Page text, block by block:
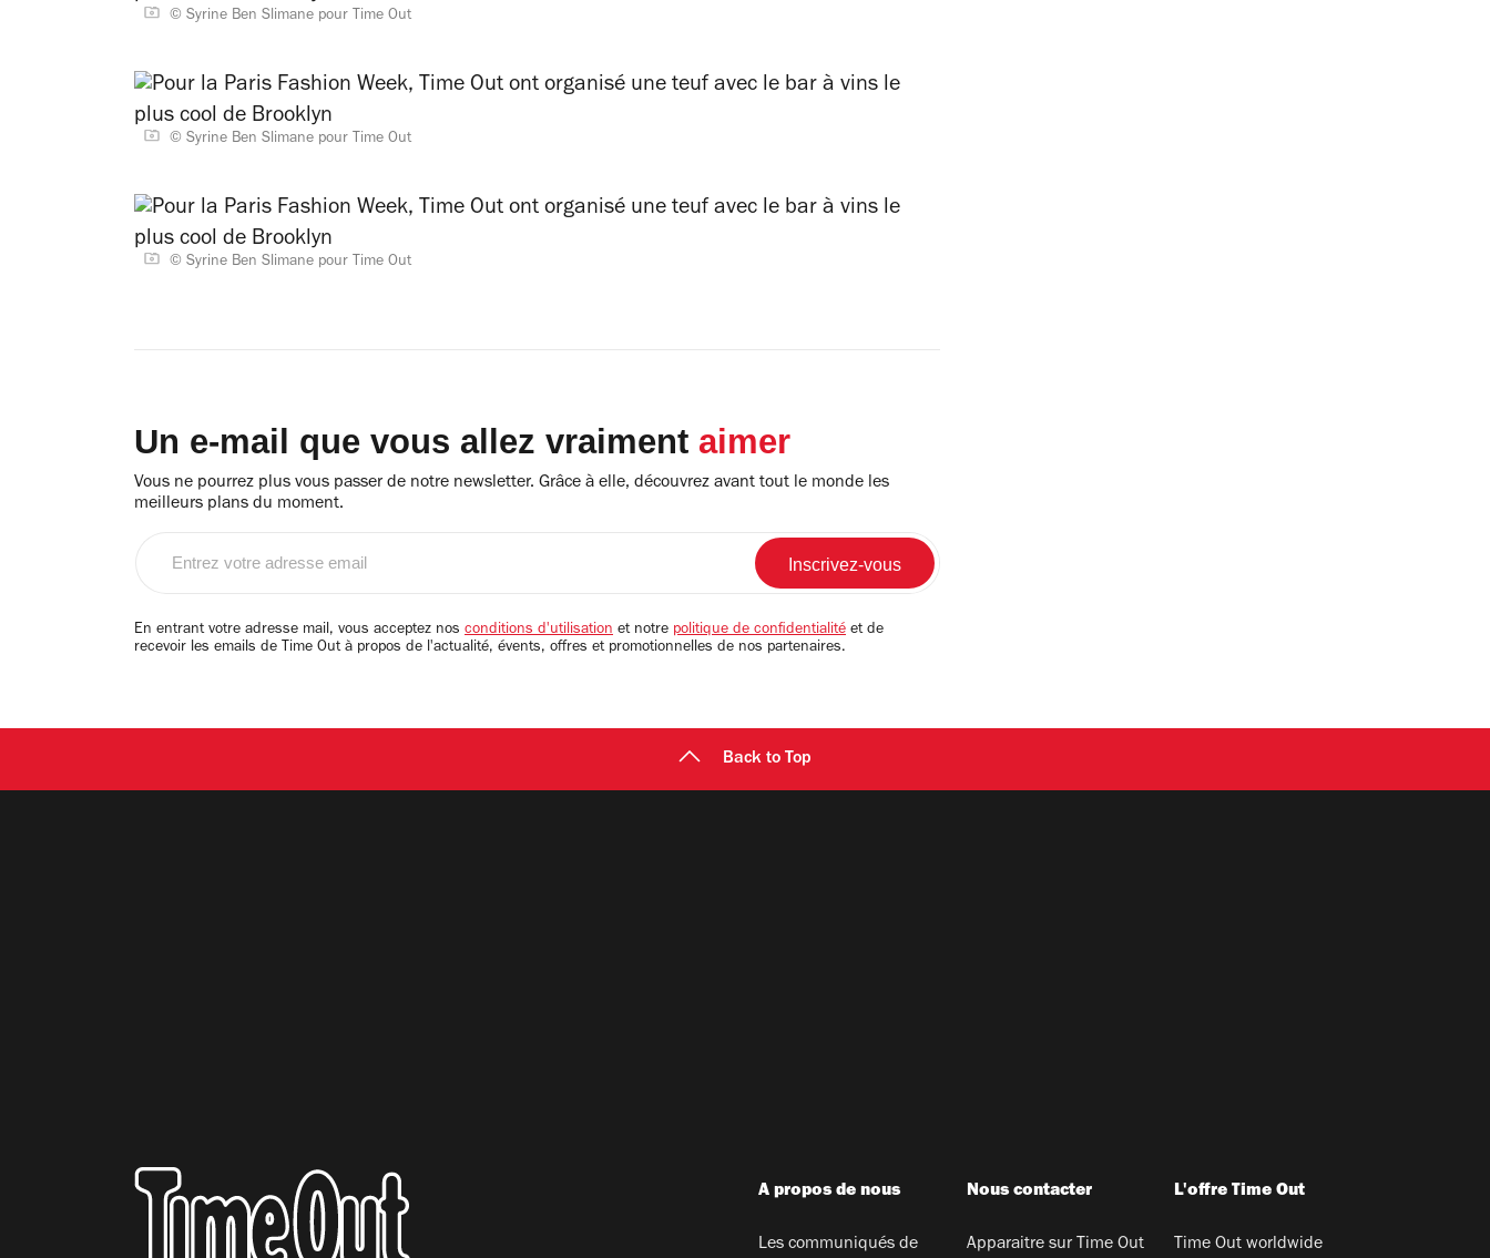
© Syrine Ben Slimane pour Time Out
© Syrine Ben Slimane pour Time Out
© Syrine Ben Slimane pour Time Out
Un e-mail que vous allez vraiment aimer
Vous ne pourrez plus vous passer de notre newsletter. Grâce à elle, découvrez avant tout le monde les
meilleurs plans du moment.
email
En entrant votre adresse mail, vous acceptez nos conditions d'utilisation et notre politique de confidentialité et de
recevoir les emails de Time Out à propos de l'actualité, évents, offres et promotionnelles de nos partenaires.
Back to Top
A propos de nous
Les communiqués de
Nous contacter
Apparaitre sur Time Out
L'offre Time Out
Time Out worldwide